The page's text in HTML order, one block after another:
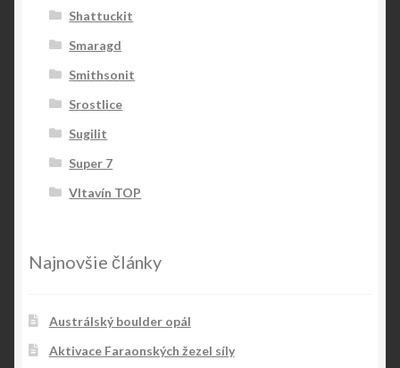
Shattuckit
Smaragd
Smithsonit
Srostlice
Sugilit
Super 7
Vltavín TOP
Najnovšie články
Austrálský boulder opál
Aktivace Faraonských žezel síly